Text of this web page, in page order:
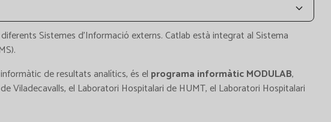
Sistemes d'Informació externs. Catlab està integrat al Sistema
de resultats analítics, és el programa informàtic MODULAB,
Viladecavalls, el Laboratori Hospitalari de HUMT, el Laboratori Hospitalari